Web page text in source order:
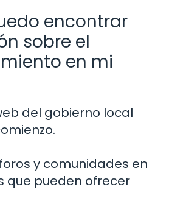
encontrar
sobre el
en mi
del gobierno local
y comunidades en
que pueden ofrecer